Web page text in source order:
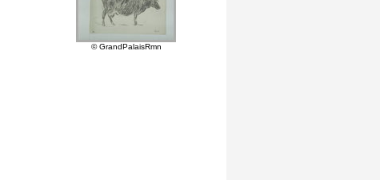
© GrandPalaisRmn